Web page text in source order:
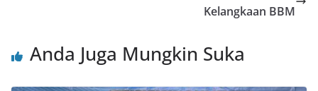
Kelangkaan BBM
Anda Juga Mungkin Suka